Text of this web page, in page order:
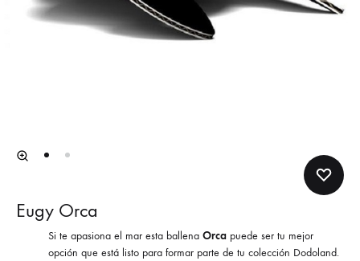
Eugy Orca
Si te apasiona el mar esta ballena Orca puede ser tu mejor
opción que está listo para formar parte de tu colección Dodoland.